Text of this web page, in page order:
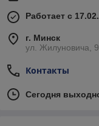
Работает с
г. Минск
ул. Жилуновича,
Контакты
Сегодня